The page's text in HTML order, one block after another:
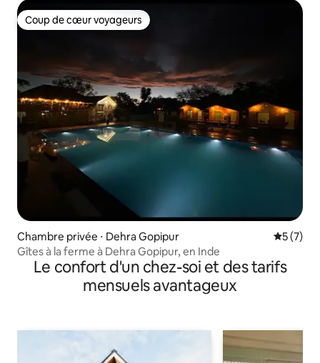
Coup de cœur voyageurs
Coup de cœur voyageurs
Chambre privée ⋅ Dehra Gopipur
5 (7)
Gîtes à la ferme à Dehra Gopipur, en Inde
Le confort d'un chez-soi et des tarifs
mensuels avantageux